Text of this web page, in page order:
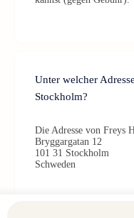
Unter welcher
Stockholm?
Die Adresse von Freys
Bryggargatan 12
101 31 Stockholm
Schweden